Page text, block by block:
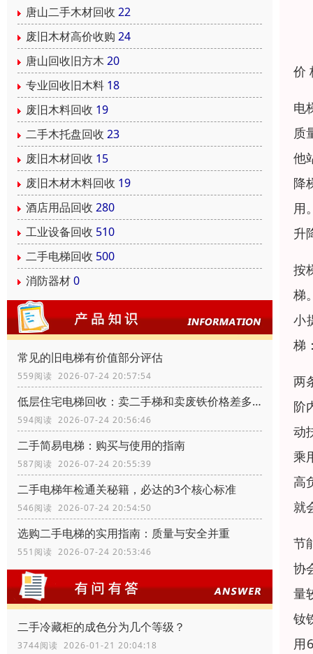
唐山二手木材回收 22
废旧木材高价收购 24
唐山回收旧方木 20
专业回收旧木料 18
废旧木料回收 19
二手木托盘回收 23
废旧木材回收 15
废旧木材木料回收 19
酒店用品回收 280
工业设备回收 510
二手电梯回收 500
消防器材0
常见的旧电梯有价值部分评估
559阅读 2026-07-24 20:57:54
低层住宅电梯回收：卖二手梯和卖废铁价格差多少？
594阅读 2026-07-24 20:56:46
二手简易电梯：购买与使用的指南
587阅读 2026-07-24 20:55:39
二手电梯年检通关秘籍，必达的3个核心标准
546阅读 2026-07-24 20:54:50
选购二手电梯的实用指南：质量与安全并重
551阅读 2026-07-24 20:53:46
二手冷藏柜的成色分为几个等级？
3744阅读 2026-01-21 20:04:18
价
电
质
他
降
用
升
按
梯
小
梯
两
阶
动
乘
高
就
节
协
量
钕
用